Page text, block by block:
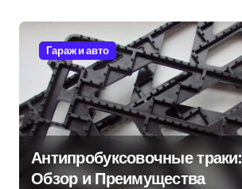
Гараж и авто
Антипробуксовочные траки:
Обзор и Преимущества